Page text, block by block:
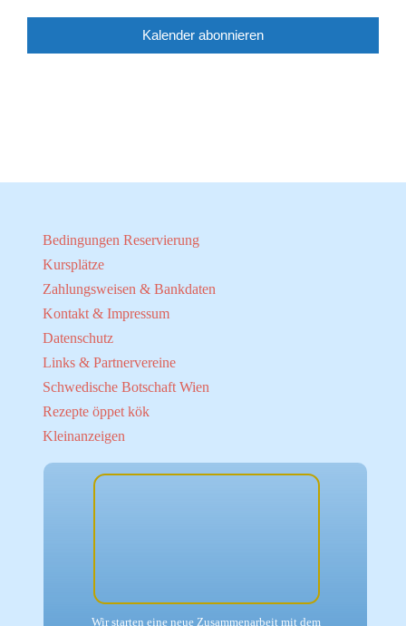
Kalender abonnieren
Bedingungen Reservierung
Kursplätze
Zahlungsweisen & Bankdaten
Kontakt & Impressum
Datenschutz
Links & Partnervereine
Schwedische Botschaft Wien
Rezepte öppet kök
Kleinanzeigen
Wir starteneine neue Zusammenarbeit mit dem